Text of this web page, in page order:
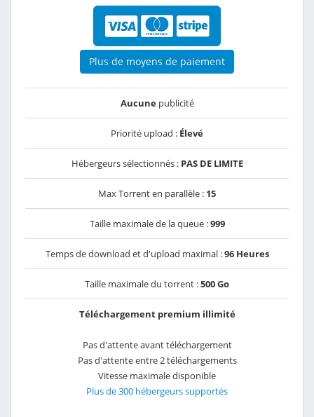
Plus de moyens de paiement
Aucunepublicité
Priorité upload : Élevé
Hébergeurs sélectionnés : PAS DE LIMITE
Max Torrent en parallèle : 15
Taille maximale de la queue :999
Temps de download et d'upload maximal :96 Heures
Taille maximale du torrent :500 Go
Téléchargement premium illimité
Pas d'attente avant téléchargement
Pas d'attente entre 2 téléchargements
Vitesse maximale disponible
Plus de 300 hébergeurs supportés